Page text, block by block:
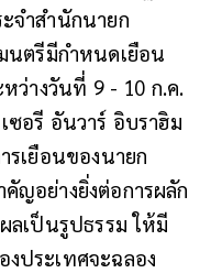
จำสำนักนายก
นตรีมีกำหนดเยือน
หว่างวันที่ 9 - 10 ก.ค.
ซอรี อันวาร์ อิบราฮิม
รเยือนของนายก
ญอย่างยิ่งต่อการผลัก
ลเป็นรูปธรรม ให้มี
ประเทศจะฉลอง